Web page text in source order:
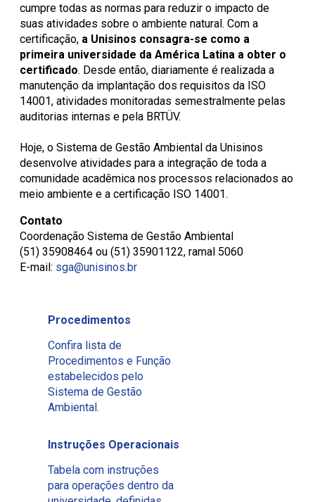
cumpre todas as normas para reduzir o impacto de
suas atividades sobre o ambiente natural. Com a
certificação, a Unisinos consagra-se como a
primeira universidade da América Latina a obter o
certificado. Desde então, diariamente é realizada a
manutenção da implantação dos requisitos da ISO
14001, atividades monitoradas semestralmente pelas
auditorias internas e pela BRTÜV.
Hoje, o Sistema de Gestão Ambiental da Unisinos
desenvolve atividades para a integração de toda a
comunidade acadêmica nos processos relacionados ao
meio ambiente e a certificação ISO 14001.
Contato
Coordenação Sistema de Gestão Ambiental
(51) 35908464 ou (51) 35901122, ramal 5060
E-mail: sga@unisinos.br
Procedimentos
Confira lista de
Procedimentos e Função
estabelecidos pelo
Sistema de Gestão
Ambiental.
Instruções Operacionais
Tabela com instruções
para operações dentro da